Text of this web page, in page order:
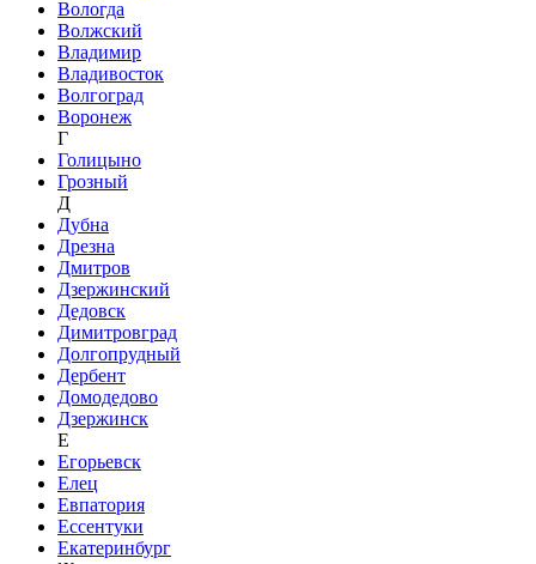
Вологда
Волжский
Владимир
Владивосток
Волгоград
Воронеж
Г
Голицыно
Грозный
Д
Дубна
Дрезна
Дмитров
Дзержинский
Дедовск
Димитровград
Долгопрудный
Дербент
Домодедово
Дзержинск
Е
Егорьевск
Елец
Евпатория
Ессентуки
Екатеринбург